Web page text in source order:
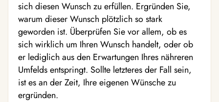
sich diesen Wunsch zu erfüllen. Ergründen Sie,
warum dieser Wunsch plötzlich so stark
geworden ist. Überprüfen Sie vor allem, ob es
sich wirklich um Ihren Wunsch handelt, oder ob
er lediglich aus den Erwartungen Ihres nähreren
Umfelds entspringt. Sollte letzteres der Fall sein,
ist es an der Zeit, Ihre eigenen Wünsche zu
ergründen.